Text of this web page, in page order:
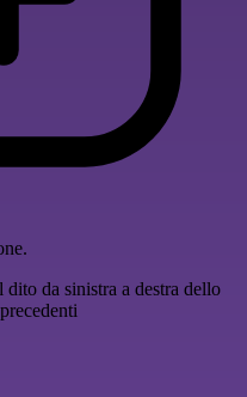
da sinistra a destra dello